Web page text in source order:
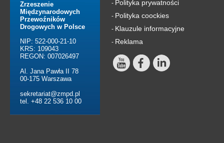
Zrzeszenie
Międzynarodowych
Przewoźników
Drogowych w Polsce
NIP: 522-000-21-10
KRS: 109043
REGON: 007026497
Al. Jana Pawła II 78
00-175 Warszawa
sekretariat@zmpd.pl
tel. +48 22 536 10 00
- Polityka prywatności
- Polityka coockies
- Klauzule informacyjne
- Reklama